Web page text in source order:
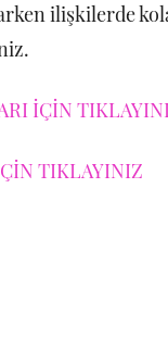
ilişkilerde
İÇİN
TIKLAYINIZ